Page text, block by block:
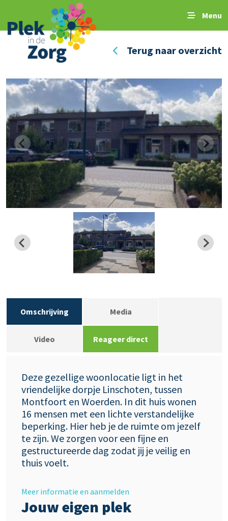
Menu
Terug naar overzicht
Omschrijving Media
Video Reageer direct
Deze gezellige woonlocatie ligt in het
vriendelijke dorpje Linschoten, tussen
Montfoort en Woerden. In dit huis wonen
16 mensen met een lichte verstandelijke
beperking. Hier heb je de ruimte om jezelf
te zijn. We zorgen voor een fijne en
gestructureerde dag zodat jij je veilig en
thuis voelt.
Meer informatie en aanmelden
Jouw eigen plek